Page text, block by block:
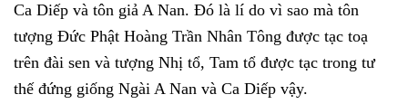
Ca Diếp và tôn giả A Nan. Đó là lí do vì sao mà tôn
tượng Đức Phật Hoàng Trần Nhân Tông được tạc toạ
trên đài sen và tượng Nhị tổ, Tam tổ được tạc trong tư
thế đứng giống Ngài A Nan và Ca Diếp vậy.